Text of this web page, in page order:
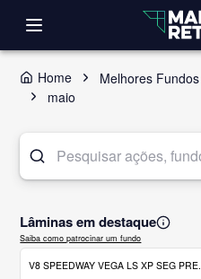
Home Melhores Fundos
maio
Lâminas em destaque
Saiba como patrocinar um fundo
V8 SPEEDWAY VEGA LS XP SEG PRE...